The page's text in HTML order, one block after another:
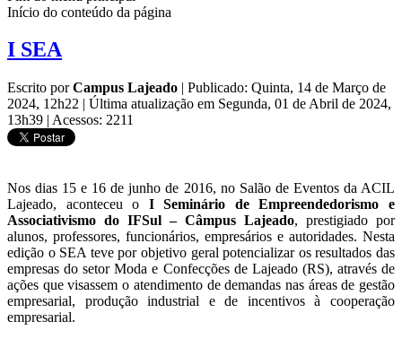
Início do conteúdo da página
I SEA
Escrito porCampus Lajeado | Publicado: Quinta, 14 de Março de
2024, 12h22 | Última atualização em Segunda, 01 de Abril de 2024,
13h39 | Acessos: 2211
Nos dias 15 e 16 de junho de 2016, no Salão de Eventos da ACIL
Lajeado, aconteceu o I Seminário de Empreendedorismo e
Associativismo do IFSul – Câmpus Lajeado, prestigiado por
alunos, professores, funcionários, empresários e autoridades. Nesta
edição o SEA teve por objetivo geral potencializar os resultados das
empresas do setor Moda e Confecções de Lajeado (RS), através de
ações que visassem o atendimento de demandas nas áreas de gestão
empresarial, produção industrial e de incentivos à cooperação
empresarial.